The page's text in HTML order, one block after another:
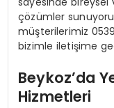
çözümler
müşterilerimiz
bizimle iletişime
Beykoz’da
Hizmetleri